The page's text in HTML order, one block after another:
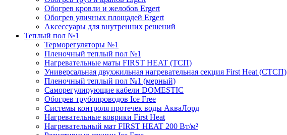
Обогрев кровли и желобов Ergert
Обогрев уличных площадей Ergert
Аксессуары для внутренних решений
Теплый пол №1
Терморегуляторы №1
Пленочный теплый пол №1
Нагревательные маты FIRST HEAT (ТСП)
Универсальная двухжильная нагревательная секция First Heat (СТСП)
Пленочный теплый пол №1 (мерный)
Саморегулирующие кабели DOMESTIC
Обогрев трубопроводов Ice Free
Системы контроля протечек воды АкваЛорд
Нагревательные коврики First Heat
Нагревательный мат FIRST HEAT 200 Вт/м²